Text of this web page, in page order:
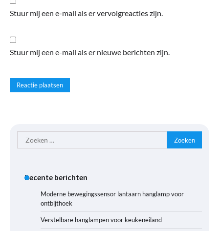
Stuur mij een e-mail als er vervolgreacties zijn.
Stuur mij een e-mail als er nieuwe berichten zijn.
Zoeken
naar:
Recente berichten
Moderne bewegingssensor lantaarn hanglamp voor
ontbijthoek
Verstelbare hanglampen voor keukeneiland